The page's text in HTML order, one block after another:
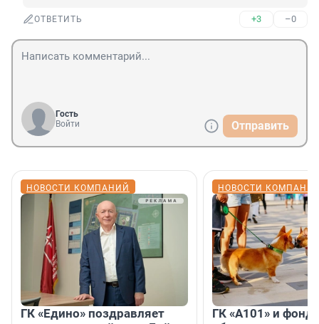
ОТВЕТИТЬ +3 –0
Гость
Войти
Отправить
НОВОСТИ КОМПАНИЙ
ГК «Едино» поздравляет
НОВОСТИ
ГК «А101» и фонд